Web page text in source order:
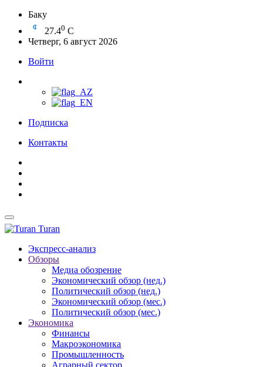
Баку
27.40 C
Четверг, 6 август 2026
Войти
Подписка
Контакты
Turan
Экспресс-анализ
Обзоры
Медиа обозрение
Экономический обзор (нед.)
Политический обзор (нед.)
Экономический обзор (мес.)
Политический обзор (мес.)
Экономика
Финансы
Макроэкономика
Промышленность
Аграрный сектор